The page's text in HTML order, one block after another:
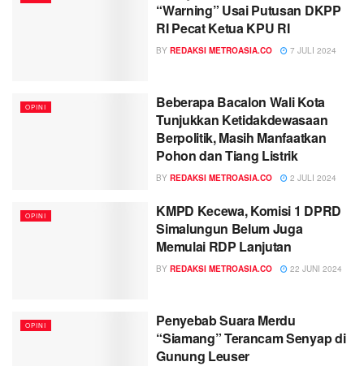
“Warning” Usai Putusan DKPP
RI Pecat Ketua KPU RI
BY REDAKSI METROASIA.CO 7 JULI 2024
OPINI
Beberapa Bacalon Wali Kota
Tunjukkan Ketidakdewasaan
Berpolitik, Masih Manfaatkan
Pohon dan Tiang Listrik
BY REDAKSI METROASIA.CO 2 JULI 2024
OPINI
KMPD Kecewa, Komisi 1 DPRD
Simalungun Belum Juga
Memulai RDP Lanjutan
BY REDAKSI METROASIA.CO 22 JUNI 2024
OPINI
Penyebab Suara Merdu
“Siamang” Terancam Senyap di
Gunung Leuser